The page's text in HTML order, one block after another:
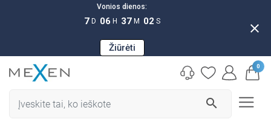
Vonios dienos:
7 D 06 H 37 M 01 S
Žiūrėti
close
search
0